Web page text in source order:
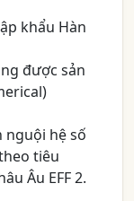
khẩu Hàn
được sản
nguội hệ số
tiêu
Âu EFF 2.